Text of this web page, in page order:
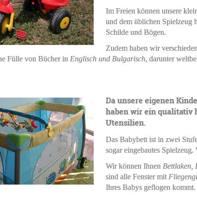
Im Freien können unsere
und dem üblichen Spielzeug
Schilde und Bögen.
Zudem haben wir
Fülle von Bücher in Englisch und Bulgarisch, darunter
Da unsere eigenen
haben wir ein qualitativ
Utensilien.
Das Babybett ist in zwei
sogar eingebautes
Wir können Ihnen Bettlaken,
sind alle Fenster mit
Ihres Babys geflogen kommt.